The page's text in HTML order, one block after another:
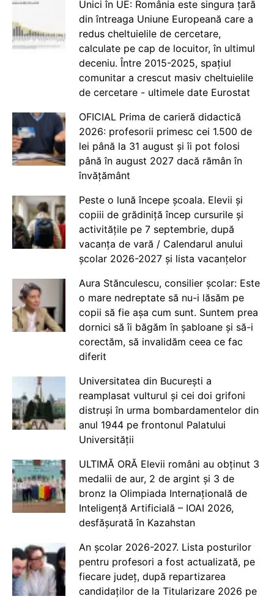
Unici în UE: România este singura țară
din întreaga Uniune Europeană care a
redus cheltuielile de cercetare,
calculate pe cap de locuitor, în ultimul
deceniu. Între 2015-2025, spațiul
comunitar a crescut masiv cheltuielile
de cercetare - ultimele date Eurostat
OFICIAL Prima de carieră didactică
2026: profesorii primesc cei 1.500 de
lei până la 31 august și îi pot folosi
până în august 2027 dacă rămân în
învățământ
Peste o lună începe școala. Elevii și
copiii de grădiniță încep cursurile și
activitățile pe 7 septembrie, după
vacanța de vară / Calendarul anului
școlar 2026-2027 și lista vacanțelor
Aura Stănculescu, consilier școlar: Este
o mare nedreptate să nu-i lăsăm pe
copii să fie așa cum sunt. Suntem prea
dornici să îi băgăm în șabloane și să-i
corectăm, să invalidăm ceea ce fac
diferit
Universitatea din București a
reamplasat vulturul și cei doi grifoni
distruși în urma bombardamentelor din
anul 1944 pe frontonul Palatului
Universității
ULTIMĂ ORĂ Elevii români au obținut 3
medalii de aur, 2 de argint și 3 de
bronz la Olimpiada Internațională de
Inteligență Artificială – IOAI 2026,
desfășurată în Kazahstan
An școlar 2026-2027. Lista posturilor
pentru profesori a fost actualizată, pe
fiecare județ, după repartizarea
candidaților de la Titularizare 2026 pe